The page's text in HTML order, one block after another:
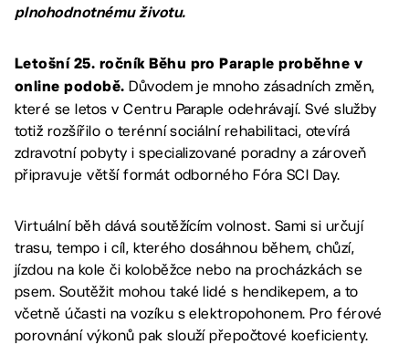
plnohodnotnému životu.
Letošní 25. ročník Běhu pro Paraple proběhne v
online podobě. Důvodem je mnoho zásadních změn,
které se letos v Centru Paraple odehrávají. Své služby
totiž rozšířilo o terénní sociální rehabilitaci, otevírá
zdravotní pobyty i specializované poradny a zároveň
připravuje větší formát odborného Fóra SCI Day.
Virtuální běh dává soutěžícím volnost. Sami si určují
trasu, tempo i cíl, kterého dosáhnou během, chůzí,
jízdou na kole či koloběžce nebo na procházkách se
psem. Soutěžit mohou také lidé s hendikepem, a to
včetně účasti na vozíku s elektropohonem. Pro férové
porovnání výkonů pak slouží přepočtové koeficienty.